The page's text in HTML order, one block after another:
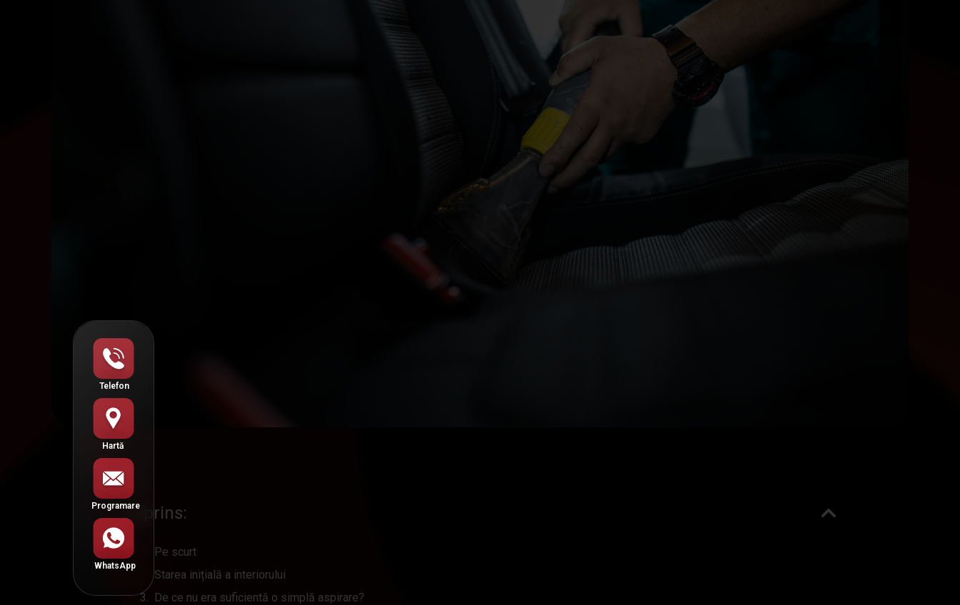
Cuprins:
Pe scurt
Starea inițială a interiorului
De ce nu era suficientă o simplă aspirare?